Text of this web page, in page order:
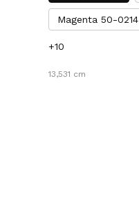
Magenta 50-0214
+10
13,531 cm